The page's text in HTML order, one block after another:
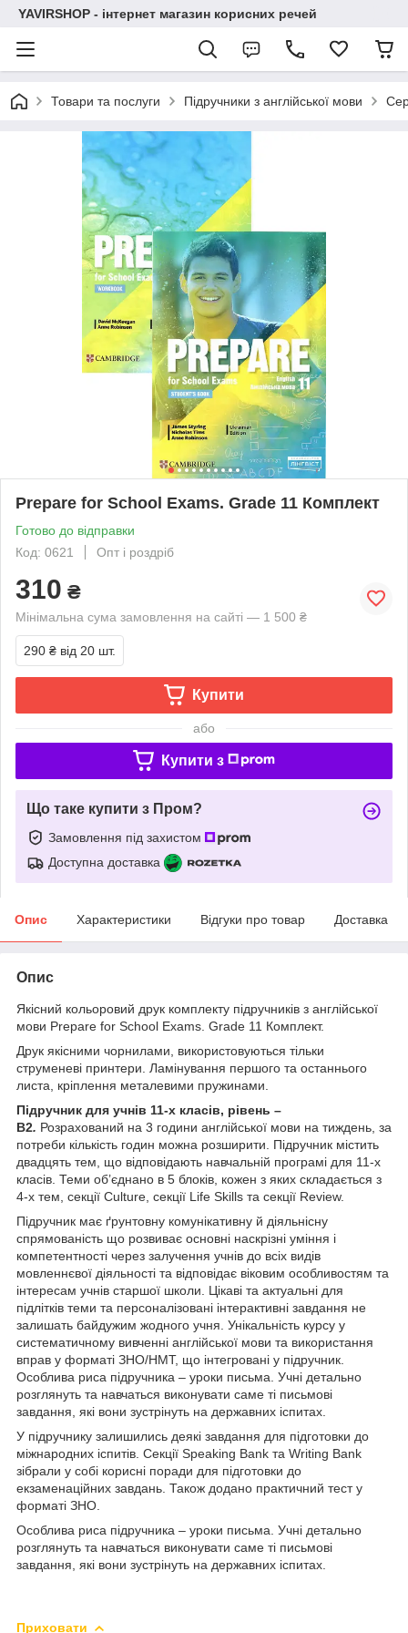
YAVIRSHOP - інтернет магазин корисних речей
Товари та послуги Підручники з англійської мови
Prepare for School Exams. Grade 11 Комплект
Готово до відправки
Код: 0621
Опт і роздріб
310 ₴
Мінімальна сума замовлення на сайті — 1 500 ₴
290 ₴ від 20 шт.
Купити
або
Купити з
Що таке купити з Пром?
Замовлення під захистом
Доступна доставка
Опис Характеристики Відгуки про товар Доставка
Опис
Якісний кольоровий друк комплекту підручників з англійської
мови Prepare for School Exams. Grade 11 Комплект.
Друк якісними чорнилами, використовуються тільки
струменеві принтери. Ламінування першого та останнього
листа, кріплення металевими пружинами.
Підручник для учнів 11-х класів, рівень –
B2. Розрахований на 3 години англійської мови на тиждень, за
потреби кількість годин можна розширити. Підручник містить
двадцять тем, що відповідають навчальній програмі для 11-х
класів. Теми об’єднано в 5 блоків, кожен з яких складається з
4-х тем, секції Culture, секції Life Skills та секції Review.
Підручник має ґрунтовну комунікативну й діяльнісну
спрямованість що розвиває основні наскрізні уміння і
компетентності через залучення учнів до всіх видів
мовленнєвої діяльності та відповідає віковим особливостям та
інтересам учнів старшої школи. Цікаві та актуальні для
підлітків теми та персоналізовані інтерактивні завдання не
залишать байдужим жодного учня. Унікальність курсу у
систематичному вивченні англійської мови та використання
вправ у форматі ЗНО/НМТ, що інтегровані у підручник.
Особлива риса підручника – уроки письма. Учні детально
розглянуть та навчаться виконувати саме ті письмові
завдання, які вони зустрінуть на державних іспитах.
У підручнику залишились деякі завдання для підготовки до
міжнародних іспитів. Секції Speaking Bank та Writing Bank
зібрали у собі корисні поради для підготовки до
екзаменаційних завдань. Також додано практичний тест у
форматі ЗНО.
Особлива риса підручника – уроки письма. Учні детально
розглянуть та навчаться виконувати саме ті письмові
завдання, які вони зустрінуть на державних іспитах.
Приховати